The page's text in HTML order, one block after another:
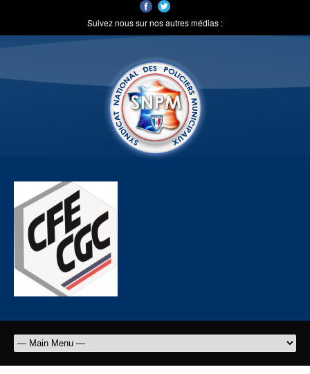
Suivez nous sur nos autres médias :